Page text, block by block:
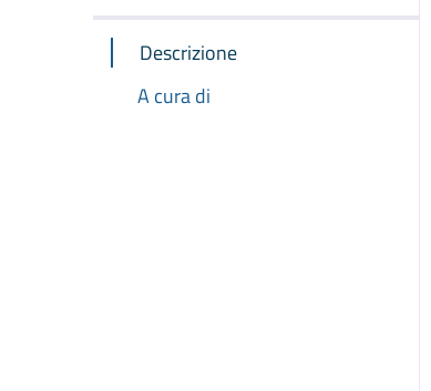
Descrizione
A cura di